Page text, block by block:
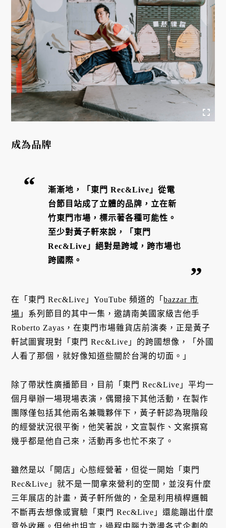
成為品牌
漸漸地，「東門 Rec&Live」從電
台節目站成了立體的品牌，立在新
竹東門市場，標示著各種可能性。
至少對黃子軒來說，「東門
Rec&Live」絕對是跨域，跨市場也
跨國際。
在「東門 Rec&Live」YouTube 頻道的「bazzar 市
場 」系列節目的其中一集，邀請南美國家級吉他手
Roberto Zayas，在東門市場雜貨店前演奏，正是黃子
軒試圖實現對「東門 Rec&Live」的跨國想像，「外國
人看了那個，就好像知道些關於台灣的切面。」
除了帶狀性廣播節目，目前「東門 Rec&Live」平均一
個月舉辦一場現場表演，偶爾接下其他活動，在製作
團隊僅包括其他兩名兼職夥伴下，黃子軒認為現階段
的經營狀況很平衡，他笑著說，文宣製作、文案撰寫
幾乎都是他自己來，活動再多也忙不來了。
雖然是以「開店」心態經營著，但從一開始「東門
Rec&Live」就不是一間拿來營利的空間，並沒有什麼
三年展店的計畫，黃子軒所做的，全是利用槓桿邏輯
不斷再去想像或實驗「東門 Rec&Live」還能蹦出什麼
意外收穫。但他也坦言，過程中腦力激盪各式企劃的